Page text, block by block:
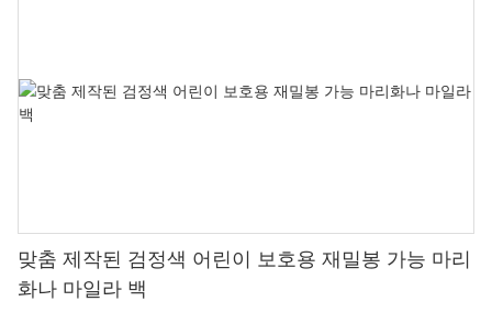
맞춤 제작된 검정색 어린이 보호용 재밀봉 가능 마리
화나 마일라 백